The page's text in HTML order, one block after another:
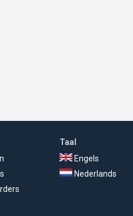
Taal
Engels
Nederlands